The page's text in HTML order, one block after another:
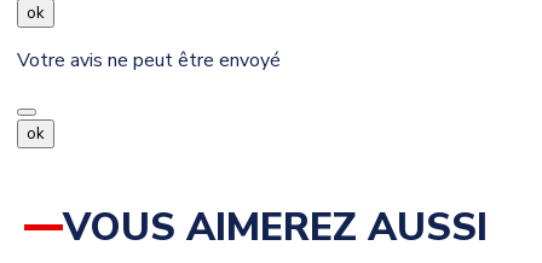
ok
Votre avis ne peut être envoyé
ok
VOUS AIMEREZ AUSSI